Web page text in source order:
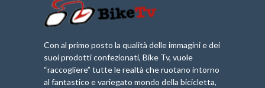
Con al primo posto la qualità delle immagini e dei
suoi prodotti confezionati, Bike Tv, vuole
“raccogliere” tutte le realtà che ruotano intorno
al fantastico e variegato mondo della bicicletta,